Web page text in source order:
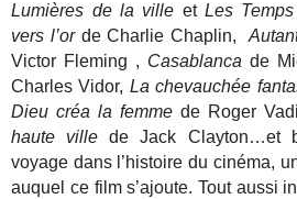
Lumières de la ville et Les
vers l’or de Charlie Chaplin,
Victor Fleming , Casablancade
Charles Vidor, La chevauchée
Dieu créa la femme de Roger
haute ville de Jack Clayton…et
voyage dans l’histoire du cinéma,
auquel ce film s’ajoute. Tout aussi